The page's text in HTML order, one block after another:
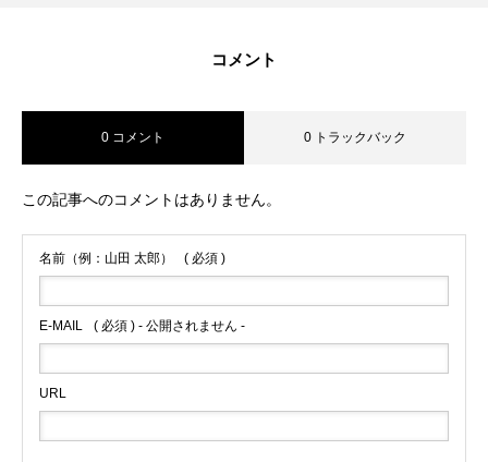
コメント
0 コメント 0 トラックバック
この記事へのコメントはありません。
名前（例：山田 太郎） ( 必須 )
E-MAIL ( 必須 ) - 公開されません -
URL